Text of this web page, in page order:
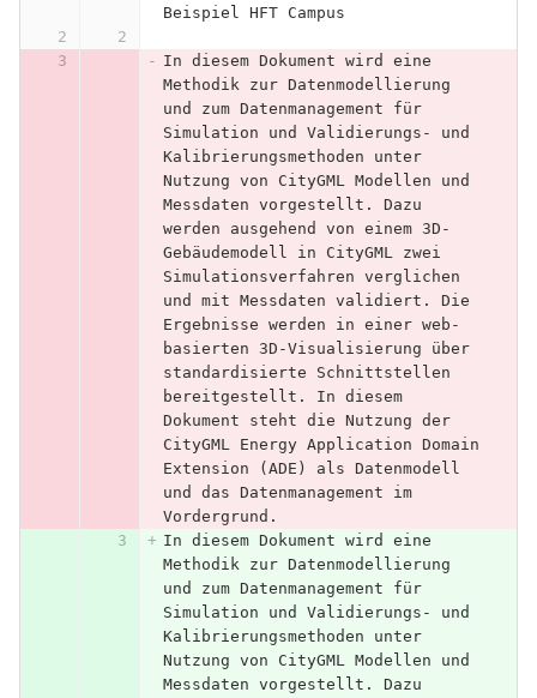
Beispiel HFT Campus
In diesem Dokument wird eine
Methodik zur Datenmodellierung
und zum Datenmanagement für
Simulation und Validierungs- und
Kalibrierungsmethoden unter
Nutzung von CityGML Modellen und
Messdaten vorgestellt. Dazu
werden ausgehend von einem 3D-
Gebäudemodell in CityGML zwei
Simulationsverfahren verglichen
und mit Messdaten validiert. Die
Ergebnisse werden in einer web-
basierten 3D-Visualisierung über
standardisierte Schnittstellen
bereitgestellt. In diesem
Dokument steht die Nutzung der
CityGML Energy Application Domain
Extension (ADE) als Datenmodell
und das Datenmanagement im
Vordergrund.
In diesem Dokument wird eine
Methodik zur Datenmodellierung
und zum Datenmanagement für
Simulation und Validierungs- und
Kalibrierungsmethoden unter
Nutzung von CityGML Modellen und
Messdaten vorgestellt. Dazu